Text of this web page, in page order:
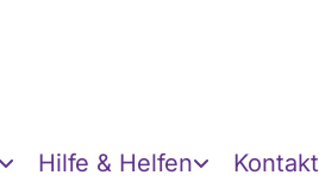
Hilfe & Helfen Kontakt